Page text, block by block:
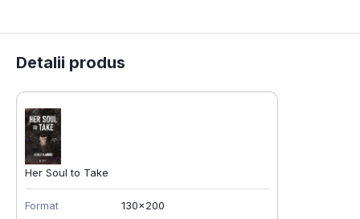
Detalii produs
Her Soul to Take
Format 130x200